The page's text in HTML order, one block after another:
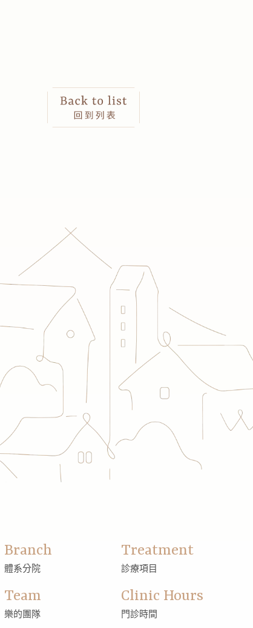
Branch
體系分院
Treatment
診療項目
Team
樂的團隊
Clinic Hours
門診時間